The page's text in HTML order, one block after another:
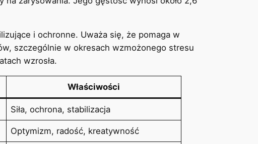
i ochronne. Uważa się, że pomaga w
szczególnie w okresach wzmożonego stresu
wzrosła.
Właściwości
Siła, ochrona, stabilizacja
Optymizm, radość, kreatywność